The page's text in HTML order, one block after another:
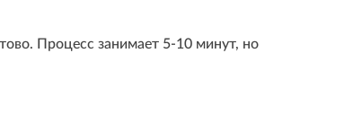
Процесс занимает 5-10 минут, но